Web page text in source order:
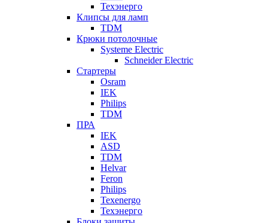
Техэнерго
Клипсы для ламп
TDM
Крюки потолочные
Systeme Electric
Schneider Electric
Стартеры
Osram
IEK
Philips
TDM
ПРА
IEK
ASD
TDM
Helvar
Feron
Philips
Texenergo
Техэнерго